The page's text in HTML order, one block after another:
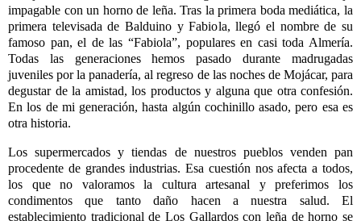
impagable con un horno de leña. Tras la primera boda mediática, la
primera televisada de Balduino y Fabiola, llegó el nombre de su
famoso pan, el de las “Fabiola”, populares en casi toda Almería.
Todas las generaciones hemos pasado durante madrugadas
juveniles por la panadería, al regreso de las noches de Mojácar, para
degustar de la amistad, los productos y alguna que otra confesión.
En los de mi generación, hasta algún cochinillo asado, pero esa es
otra historia.
Los supermercados y tiendas de nuestros pueblos venden pan
procedente de grandes industrias. Esa cuestión nos afecta a todos,
los que no valoramos la cultura artesanal y preferimos los
condimentos que tanto daño hacen a nuestra salud. El
establecimiento tradicional de Los Gallardos con leña de horno se